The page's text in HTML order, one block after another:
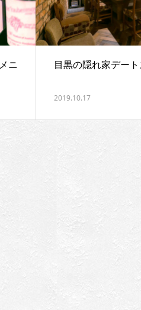
ニ
目黒の隠れ家デート
2019.10.17